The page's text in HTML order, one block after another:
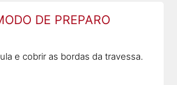
DE PREPARO
e cobrir as bordas da travessa.